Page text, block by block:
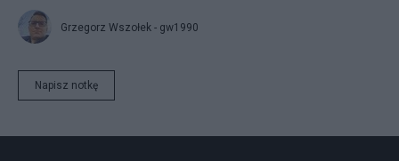
Grzegorz Wszołek - gw1990
Napisz notkę